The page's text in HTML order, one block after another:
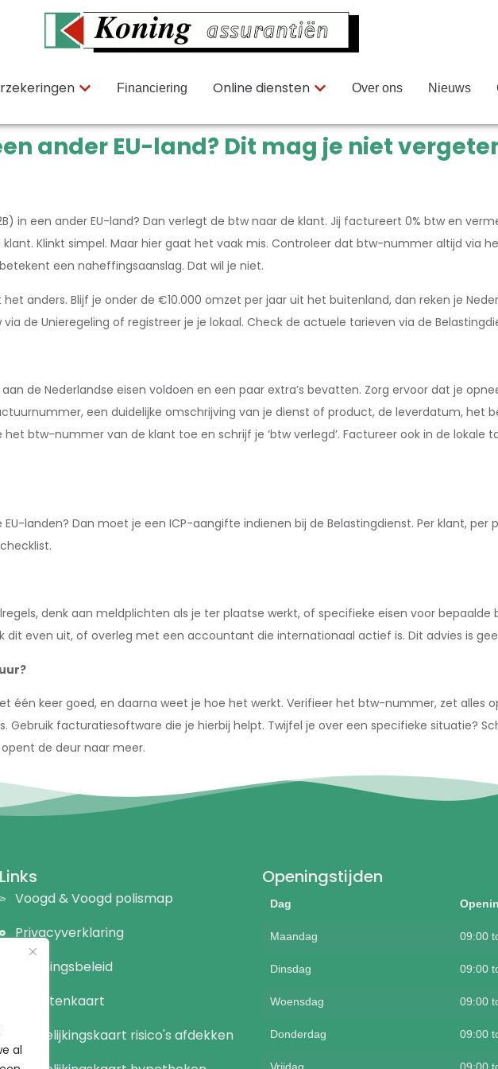
al
Financiering Online diensten Over ons Nieuws
ander EU-land? Dit mag je niet
in een ander EU-land? Dan verlegt de btw naar de klant. Jij factureert 0% btw en
Klinkt simpel. Maar hier gaat het vaak mis. Controleer dat btw-nummer altijd via
een naheffingsaanslag. Dat wil je niet.
anders. Blijf je onder de €10.000 omzet per jaar uit het buitenland, dan reken je
de Unieregeling of registreer je je lokaal. Check de actuele tarieven via de
de Nederlandse eisen voldoen en een paar extra’s bevatten. Zorg ervoor dat je
een duidelijke omschrijving van je dienst of product, de leverdatum, het
het btw-nummer van de klant toe en schrijf je ‘btw verlegd’. Factureer ook in de lokale
landen? Dan moet je een ICP-aangifte indienen bij de Belastingdienst. Per klant, per
denk aan meldplichten als je ter plaatse werkt, of specifieke eisen voor bepaalde
dit even uit, of overleg met een accountant die internationaal actief is. Dit advies is
één keer goed, en daarna weet je hoe het werkt. Verifieer het btw-nummer, zet alles
Gebruik facturatiesoftware die je hierbij helpt. Twijfel je over een specifieke situatie?
de deur naar meer.
Links
Voogd & Voogd polismap
Privacyverklaring
Beloningsbeleid
Dienstenkaart
Vergelijkingskaart risico's afdekken
Openingstijden
Dag
Maandag 09:00
Dinsdag 09:00
Woensdag 09:00
Donderdag 09:00